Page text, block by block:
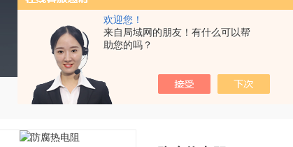
欢迎您！
来自局域网的朋友！有什么可以帮
助您的吗？